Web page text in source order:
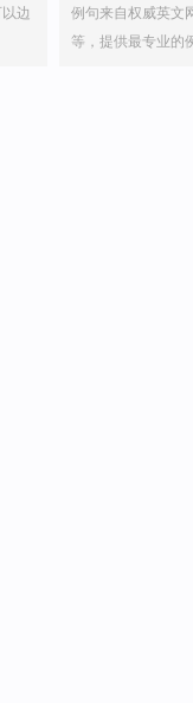
边
例句来自权威英文
等，提供最专业的